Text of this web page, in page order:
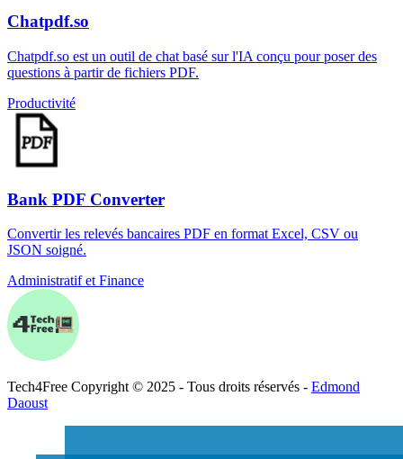
Chatpdf.so
Chatpdf.so est un outil de chat basé sur l'IA conçu pour poser des
questions à partir de fichiers PDF.
Productivité
Bank PDF Converter
Convertir les relevés bancaires PDF en format Excel, CSV ou
JSON soigné.
Administratif et Finance
Tech4Free Copyright © 2025 - Tous droits réservés - Edmond
Daoust